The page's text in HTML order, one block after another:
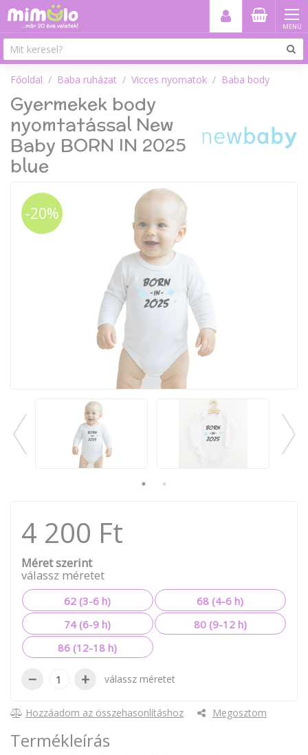
MENÜ
Főoldal Baba ruházat Vicces nyomatok Baba body
Gyermekek body
nyomtatással New
Baby BORN IN 2025
blue
-20%
4 200 Ft
Méret szerint
válassz méretet
62 (3-6 h)
68 (4-6 h)
74 (6-9 h)
80 (9-12 h)
86 (12-18 h)
− + válassz méretet
Hozzáadom az összehasonlításhoz Megosztom
Termékleírás